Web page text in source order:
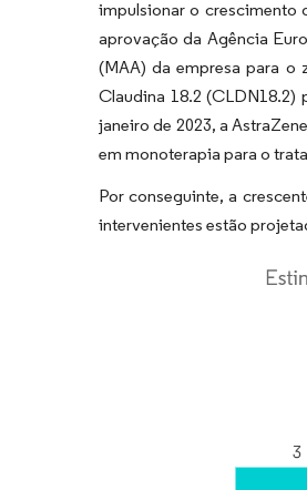
impulsionar o crescimento
aprovação da Agência
(MAA) da empresa para o
Claudina 18.2
janeiro de 2023, a
em monoterapia para o
Por conseguinte, a
intervenientes estão